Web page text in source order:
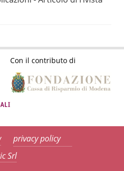
Con il contributo di
privacy policy
Srl